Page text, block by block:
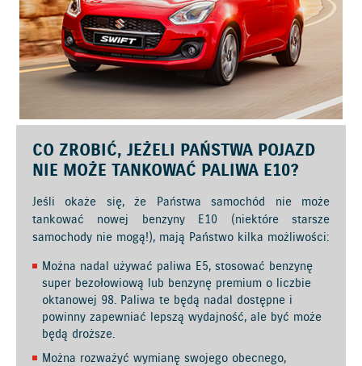
CO ZROBIĆ, JEŻELI PAŃSTWA POJAZD
NIE MOŻE TANKOWAĆ PALIWA E10?
Jeśli okaże się, że Państwa samochód nie może
tankować nowej benzyny E10 (niektóre starsze
samochody nie mogą!), mają Państwo kilka możliwości:
Można nadal używać paliwa E5, stosować benzynę
super bezołowiową lub benzynę premium o liczbie
oktanowej 98. Paliwa te będą nadal dostępne i
powinny zapewniać lepszą wydajność, ale być może
będą droższe.
Można rozważyć wymianę swojego obecnego,